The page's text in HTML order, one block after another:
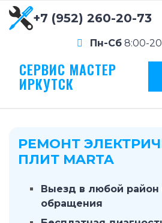
+7 (952) 260-20-73
Пн-Сб 8:00-
СЕРВИС МАСТЕР
ИРКУТСК
РЕМОНТ
ПЛИТ MARTA
Выезд в любой район
обращения